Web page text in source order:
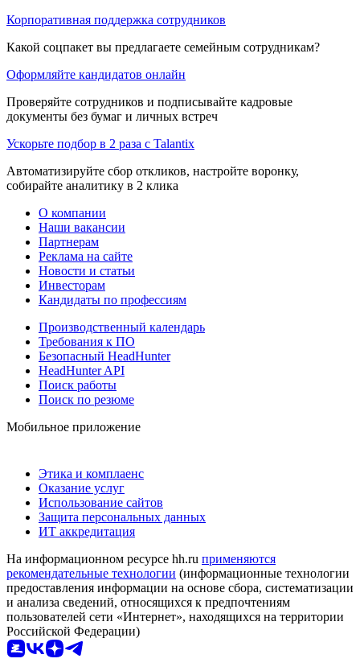
Корпоративная поддержка сотрудников
Какой соцпакет вы предлагаете семейным сотрудникам?
Оформляйте кандидатов онлайн
Проверяйте сотрудников и подписывайте кадровые
документы без бумаг и личных встреч
Ускорьте подбор в 2 раза с Talantix
Автоматизируйте сбор откликов, настройте воронку,
собирайте аналитику в 2 клика
О компании
Наши вакансии
Партнерам
Реклама на сайте
Новости и статьи
Инвесторам
Кандидаты по профессиям
Производственный календарь
Требования к ПО
Безопасный HeadHunter
HeadHunter API
Поиск работы
Поиск по резюме
Мобильное приложение
Этика и комплаенс
Оказание услуг
Использование сайтов
Защита персональных данных
ИТ аккредитация
На информационном ресурсе hh.ru применяются
рекомендательные технологии (информационные технологии
предоставления информации на основе сбора, систематизации
и анализа сведений, относящихся к предпочтениям
пользователей сети «Интернет», находящихся на территории
Российской Федерации)